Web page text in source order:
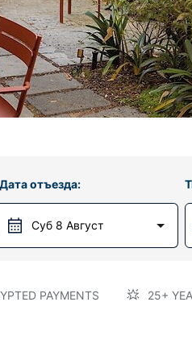
Дата отъезда:
Суб 8 Август
PAYMENTS 25+